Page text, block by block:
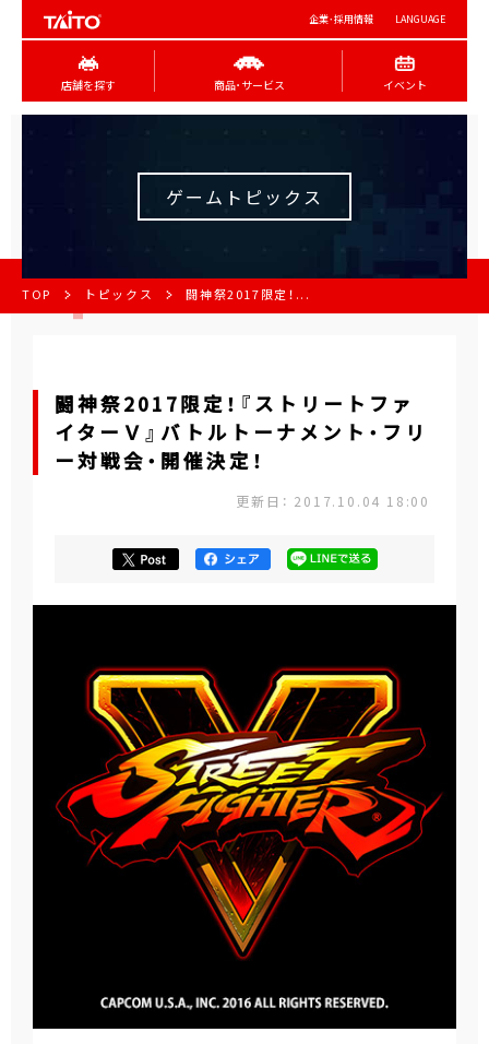
企業･採用情報 LANGUAGE
店舗を探す 商品･サービス イベント
ゲームトピックス
TOP トピックス 闘神祭2017限定！...
闘神祭2017限定！『ストリートファ
イターＶ』バトルトーナメント・フリ
ー対戦会・開催決定！
更新日： 2017.10.04 18:00